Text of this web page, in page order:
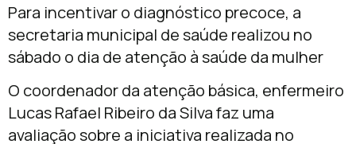
Para incentivar o diagnóstico precoce, a
secretaria municipal de saúde realizou no
sábado o dia de atenção à saúde da mulher
O coordenador da atenção básica, enfermeiro
Lucas Rafael Ribeiro da Silva faz uma
avaliação sobre a iniciativa realizada no